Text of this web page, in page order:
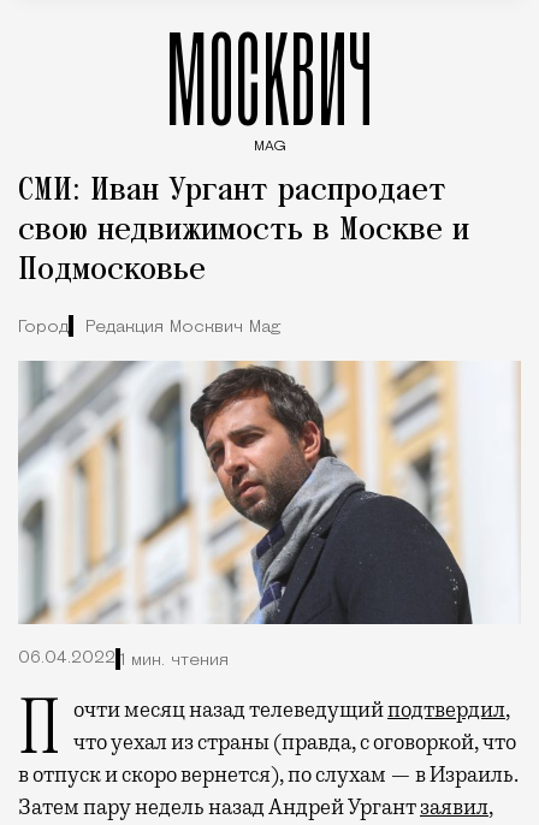
МОСКВИЧ
MAG
СМИ: Иван Ургант распродает
свою недвижимость в Москве и
Подмосковье
Город Редакция Москвич Mag
06.04.2022 1 мин. чтения
Почти месяц назад телеведущийподтвердил,
что уехал из страны (правда, с оговоркой, что
в отпуск и скоро вернется), по слухам — в Израиль.
Затем пару недель назад Андрей Ургантзаявил,